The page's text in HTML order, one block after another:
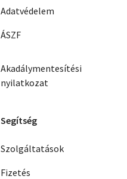
Adatvédelem
ÁSZF
Akadálymentesítési
nyilatkozat
Segítség
Szolgáltatások
Fizetés